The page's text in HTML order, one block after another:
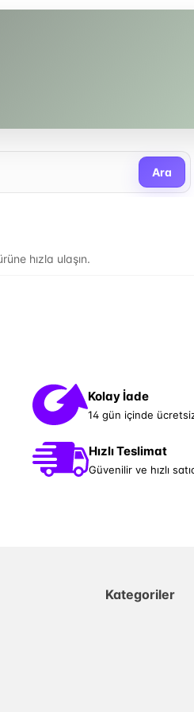
Ara
hızla ulaşın.
Kolay İade
14 gün içinde
Hızlı Teslimat
Güvenilir ve hızlı
Kategoriler